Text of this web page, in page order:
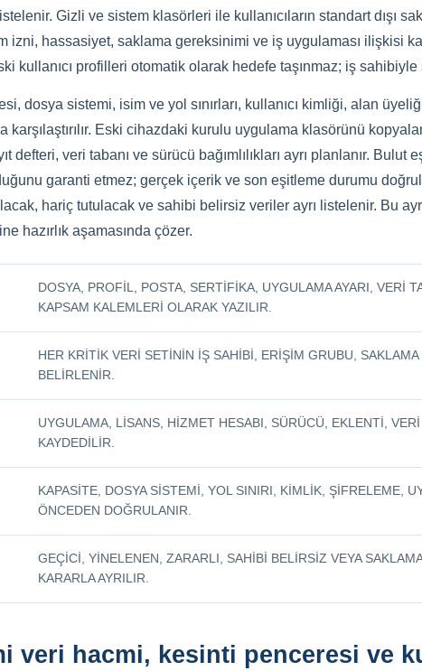
Gizli ve sistem klasörleri ile kullanıcıların standart dışı
izni, hassasiyet, saklama gereksinimi ve iş uygulaması ilişkisi
kullanıcı profilleri otomatik olarak hedefe taşınmaz; iş sahibiyle
dosya sistemi, isim ve yol sınırları, kullanıcı kimliği, alan
karşılaştırılır. Eski cihazdaki kurulu uygulama klasörünü
defteri, veri tabanı ve sürücü bağımlılıkları ayrı planlanır.
garanti etmez; gerçek içerik ve son eşitleme durumu
hariç tutulacak ve sahibi belirsiz veriler ayrı listelenir. Bu
hazırlık aşamasında çözer.
DOSYA, PROFIL, POSTA, SERTIFIKA, UYGULAMA AYARI, VERI
KAPSAM KALEMLERI OLARAK YAZILIR.
HER KRITIK VERI SETININ IŞ SAHIBI, ERIŞIM GRUBU,
BELIRLENIR.
UYGULAMA, LISANS, HIZMET HESABI, SÜRÜCÜ, EKLENTI,
KAYDEDILIR.
KAPASITE, DOSYA SISTEMI, YOL SINIRI, KIMLIK, ŞIFRELEME,
ÖNCEDEN DOĞRULANIR.
GEÇICI, YINELENEN, ZARARLI, SAHIBI BELIRSIZ VEYA
KARARLA AYRILIR.
veri hacmi, kesinti penceresi ve